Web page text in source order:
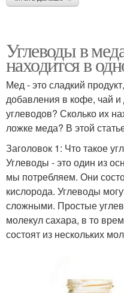
Углеводы в
находится в
Мед - это сладкий
добавления в кофе, чай и
углеводов? Сколько их
ложке меда? В этой
Заголовок 1: Что такое
Углеводы - это один из
мы потребляем. Они
кислорода. Углеводы
сложными. Простые
молекул сахара, в то
состоят из нескольких